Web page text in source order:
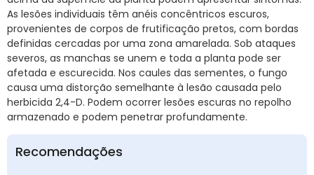
As lesões individuais têm anéis concêntricos escuros,
provenientes de corpos de frutificação pretos, com bordas
definidas cercadas por uma zona amarelada. Sob ataques
severos, as manchas se unem e toda a planta pode ser
afetada e escurecida. Nos caules das sementes, o fungo
causa uma distorção semelhante à lesão causada pelo
herbicida 2,4-D. Podem ocorrer lesões escuras no repolho
armazenado e podem penetrar profundamente.
Recomendações